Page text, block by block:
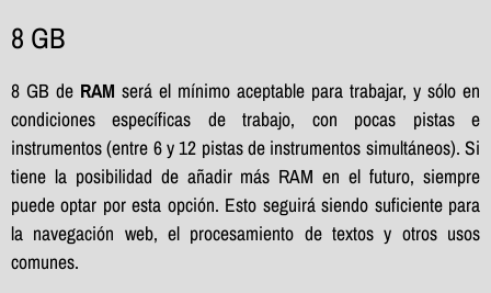
8 GB
8 GB de RAM será el mínimo aceptable para trabajar, y sólo en
condiciones específicas de trabajo, con pocas pistas e
instrumentos (entre 6 y 12 pistas de instrumentos simultáneos). Si
tiene la posibilidad de añadir más RAM en el futuro, siempre
puede optar por esta opción. Esto seguirá siendo suficiente para
la navegación web, el procesamiento de textos y otros usos
comunes.